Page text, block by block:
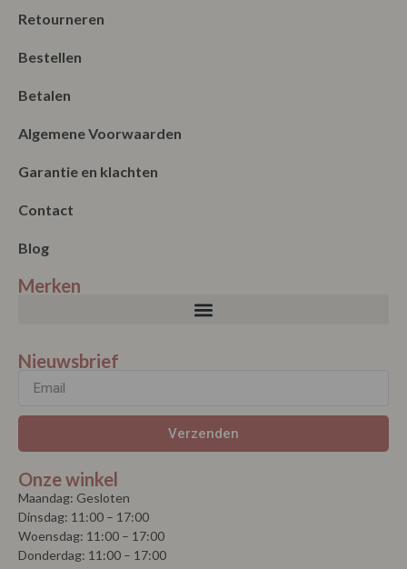
Retourneren
Bestellen
Betalen
Algemene Voorwaarden
Garantie en klachten
Contact
Blog
Merken
Nieuwsbrief
Verzenden
Onze winkel
Maandag: Gesloten
Dinsdag: 11:00 – 17:00
Woensdag: 11:00 – 17:00
Donderdag: 11:00 – 17:00